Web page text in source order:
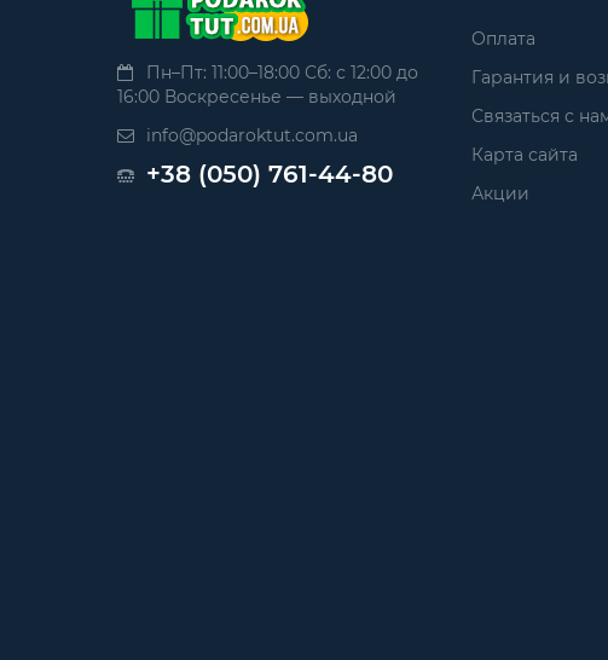
Пн–Пт: 11:00–18:00 Сб: с 12:00 до
16:00 Воскресенье — выходной
info@podaroktut.com.ua
+38 (050) 761-44-80
Оплата
Гарантия и
Связаться с
Карта сайта
Акции